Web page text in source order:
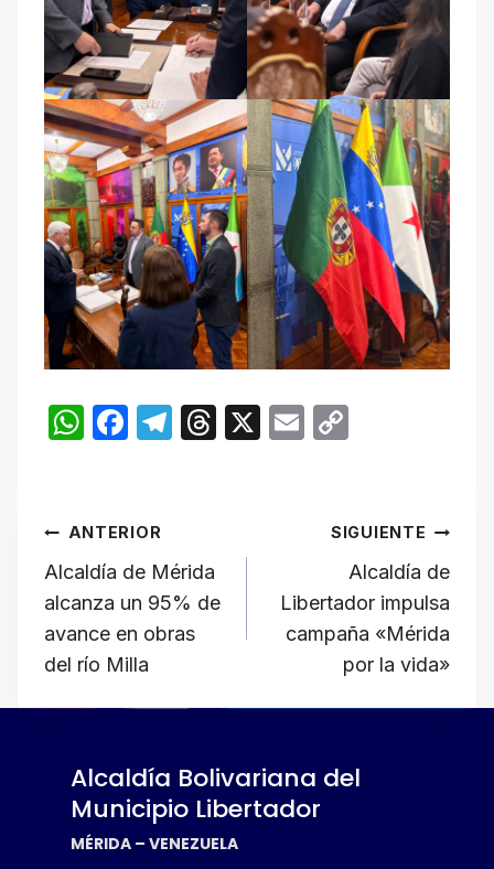
W
s
A
p
p
F
e
b
o
o
k
T
a
m
T
s
X
E
y
Li
n
k
Navegación
de
entradas
ANTERIOR
Alcaldía de Mérida
alcanza un 95% de
avance en obras
del río Milla
SIGUIENTE
Alcaldía de
Libertador impulsa
campaña «Mérida
por la vida»
Alcaldía Bolivariana del
Municipio Libertador
MÉRIDA – VENEZUELA